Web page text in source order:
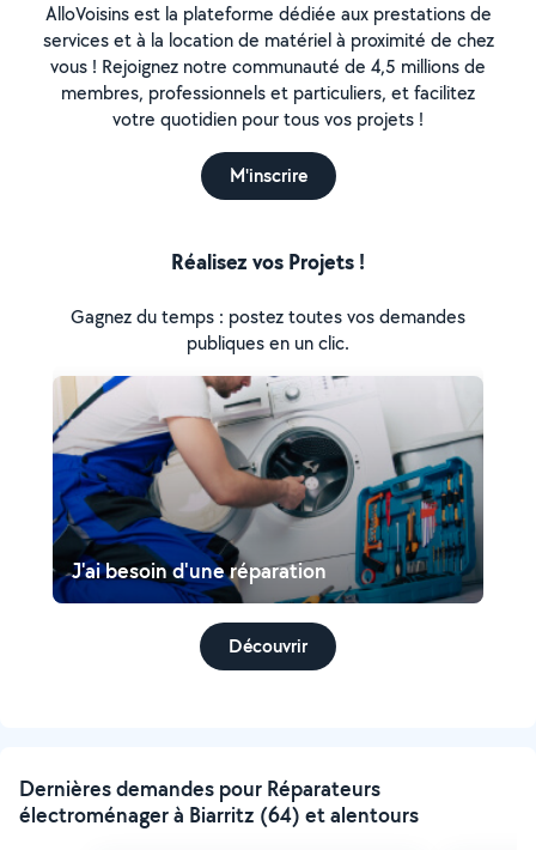
AlloVoisins est la plateforme dédiée aux prestations de
services et à la location de matériel à proximité de chez
vous ! Rejoignez notre communauté de 4,5 millions de
membres, professionnels et particuliers, et facilitez
votre quotidien pour tous vos projets !
M'inscrire
Réalisez vos Projets !
Gagnez du temps : postez toutes vos demandes
publiques en un clic.
J'ai besoin d'une réparation
Découvrir
Dernières demandes pour Réparateurs
électroménager à Biarritz (64) et alentours